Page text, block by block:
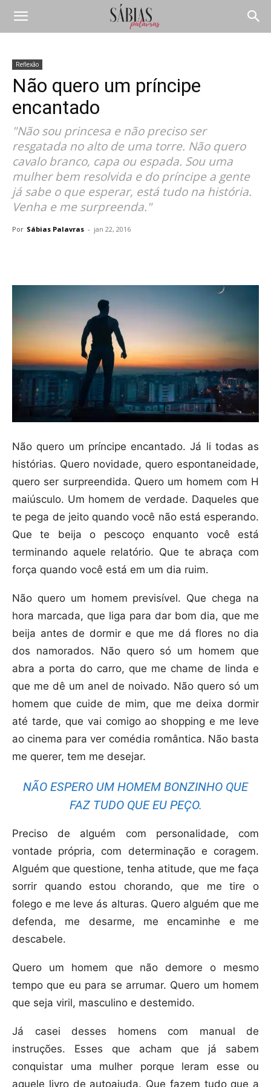
Reflexão
Não quero um príncipe
encantado
"Não sou princesa e não preciso ser
resgatada no alto de uma torre. Não quero
cavalo branco, capa ou espada. Sou uma
mulher bem resolvida e do príncipe a gente
já sabe o que esperar, está tudo na história.
Venha e me surpreenda."
Por Sábias Palavras - jan 22, 2016
Não quero um príncipe encantado. Já li todas as
histórias. Quero novidade, quero espontaneidade,
quero ser surpreendida. Quero um homem com H
maiúsculo. Um homem de verdade. Daqueles que
te pega de jeito quando você não está esperando.
Que te beija o pescoço enquanto você está
terminando aquele relatório. Que te abraça com
força quando você está em um dia ruim.
Não quero um homem previsível. Que chega na
hora marcada, que liga para dar bom dia, que me
beija antes de dormir e que me dá flores no dia
dos namorados. Não quero só um homem que
abra a porta do carro, que me chame de linda e
que me dê um anel de noivado. Não quero só um
homem que cuide de mim, que me deixa dormir
até tarde, que vai comigo ao shopping e me leve
ao cinema para ver comédia romântica. Não basta
me querer, tem me desejar.
NÃO ESPERO UM HOMEM BONZINHO QUE
FAZ TUDO QUE EU PEÇO.
Preciso de alguém com personalidade, com
vontade própria, com determinação e coragem.
Alguém que questione, tenha atitude, que me faça
sorrir quando estou chorando, que me tire o
folego e me leve ás alturas. Quero alguém que me
defenda, me desarme, me encaminhe e me
descabele.
Quero um homem que não demore o mesmo
tempo que eu para se arrumar. Quero um homem
que seja viril, masculino e destemido.
Já casei desses homens com manual de
instruções. Esses que acham que já sabem
conquistar uma mulher porque leram esse ou
aquele livro de autoajuda. Que fazem tudo que a